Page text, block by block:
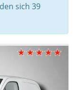
sich 39